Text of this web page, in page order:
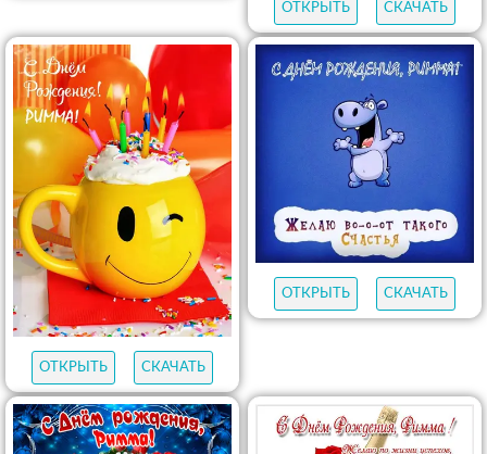
ОТКРЫТЬ СКАЧАТЬ
ОТКРЫТЬ СКАЧАТЬ
ОТКРЫТЬ СКАЧАТЬ